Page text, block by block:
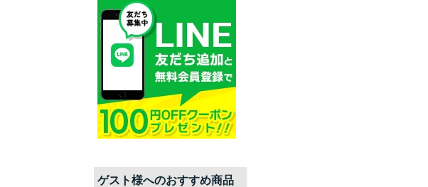
ゲスト様へのおすすめ商品